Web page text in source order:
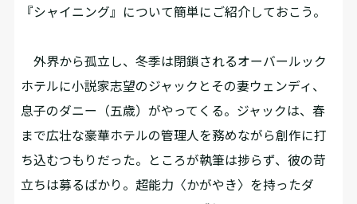
『シャイニング』について簡単にご紹介しておこう。
外界から孤立し、冬季は閉鎖されるオーバールック
ホテルに小説家志望のジャックとその妻ウェンディ、
息子のダニー（五歳）がやってくる。ジャックは、春
まで広壮な豪華ホテルの管理人を務めながら創作に打
ち込むつもりだった。ところが執筆は捗らず、彼の苛
立ちは募るばかり。超能力〈かがやき〉を持ったダ